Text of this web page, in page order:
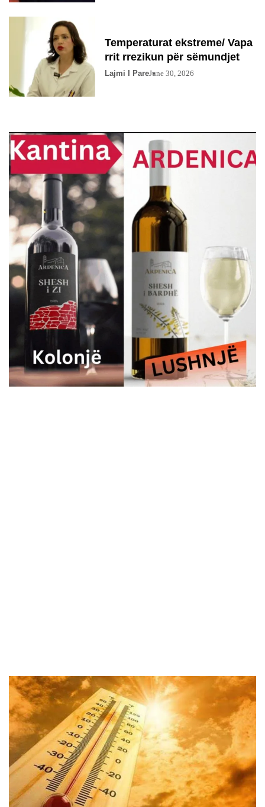
Temperaturat ekstreme/ Vapa
rrit rrezikun për sëmundjet
Lajmi I PareJune 30, 2026